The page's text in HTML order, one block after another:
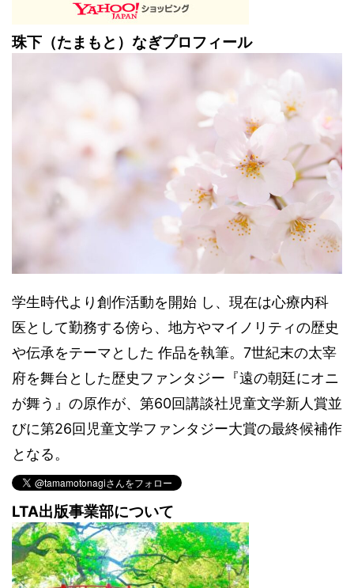
珠下（たまもと）なぎプロフィール
学生時代より創作活動を開始 し、現在は心療内科
医として勤務する傍ら、地方やマイノリティの歴史
や伝承をテーマとした 作品を執筆。7世紀末の太宰
府を舞台とした歴史ファンタジー『遠の朝廷にオニ
が舞う』の原作が、第60回講談社児童文学新人賞並
びに第26回児童文学ファンタジー大賞の最終候補作
となる。
LTA出版事業部について